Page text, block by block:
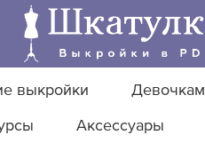
выкройки Девочкам
Аксессуары